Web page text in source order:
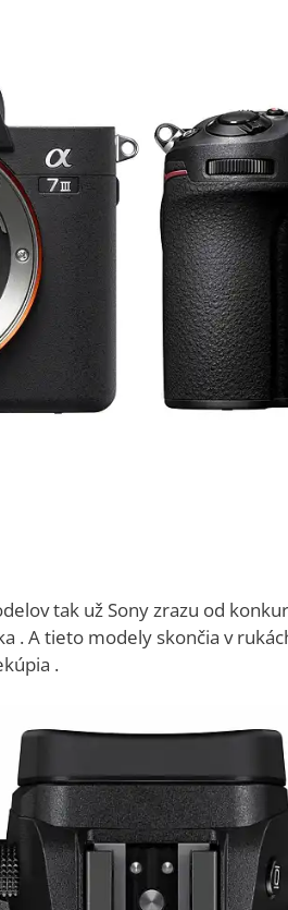
tak už Sony zrazu od
. A tieto modely skončia v
.